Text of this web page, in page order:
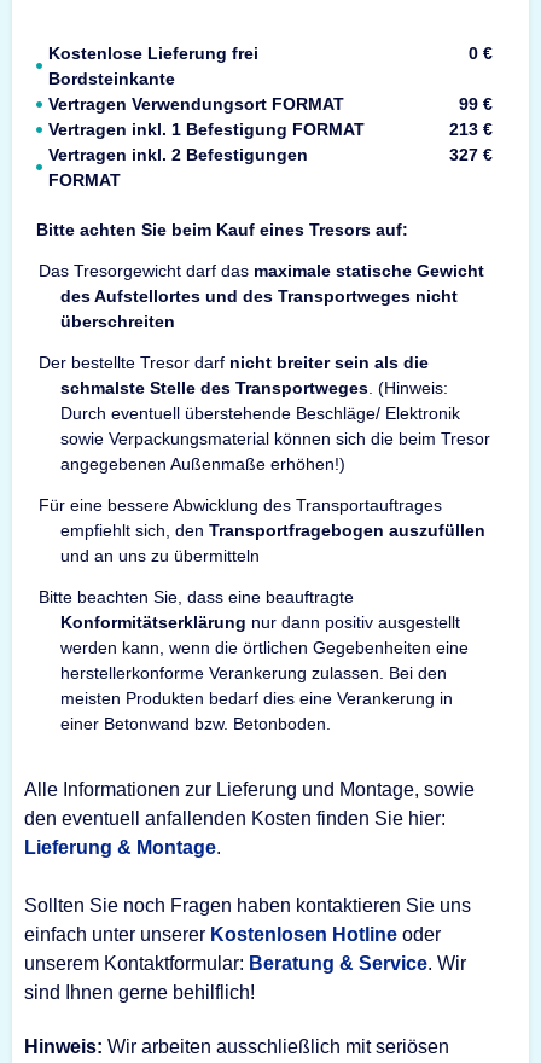
Kostenlose Lieferung frei
Bordsteinkante
0 €
Vertragen Verwendungsort FORMAT
99 €
Vertragen inkl. 1 Befestigung FORMAT
213 €
Vertragen inkl. 2 Befestigungen
FORMAT
327 €
Bitte achten Sie beim Kauf eines Tresors auf:
Das Tresorgewicht darf das maximale statische Gewicht
des Aufstellortes und des Transportweges nicht
überschreiten
Der bestellte Tresor darf nicht breiter sein als die
schmalste Stelle des Transportweges . (Hinweis:
Durch eventuell überstehende Beschläge/ Elektronik
sowie Verpackungsmaterial können sich die beim Tresor
angegebenen Außenmaße erhöhen!)
Für eine bessere Abwicklung des Transportauftrages
empfiehlt sich, den Transportfragebogen auszufüllen
und an uns zu übermitteln
Bitte beachten Sie, dass eine beauftragte
Konformitätserklärung nur dann positiv ausgestellt
werden kann, wenn die örtlichen Gegebenheiten eine
herstellerkonforme Verankerung zulassen. Bei den
meisten Produkten bedarf dies eine Verankerung in
einer Betonwand bzw. Betonboden.
Alle Informationen zur Lieferung und Montage, sowie
den eventuell anfallenden Kosten finden Sie hier:
Lieferung & Montage.
Sollten Sie noch Fragen haben kontaktieren Sie uns
einfach unter unserer Kostenlosen Hotline oder
unserem Kontaktformular: Beratung & Service. Wir
sind Ihnen gerne behilflich!
Hinweis: Wir arbeiten ausschließlich mit seriösen